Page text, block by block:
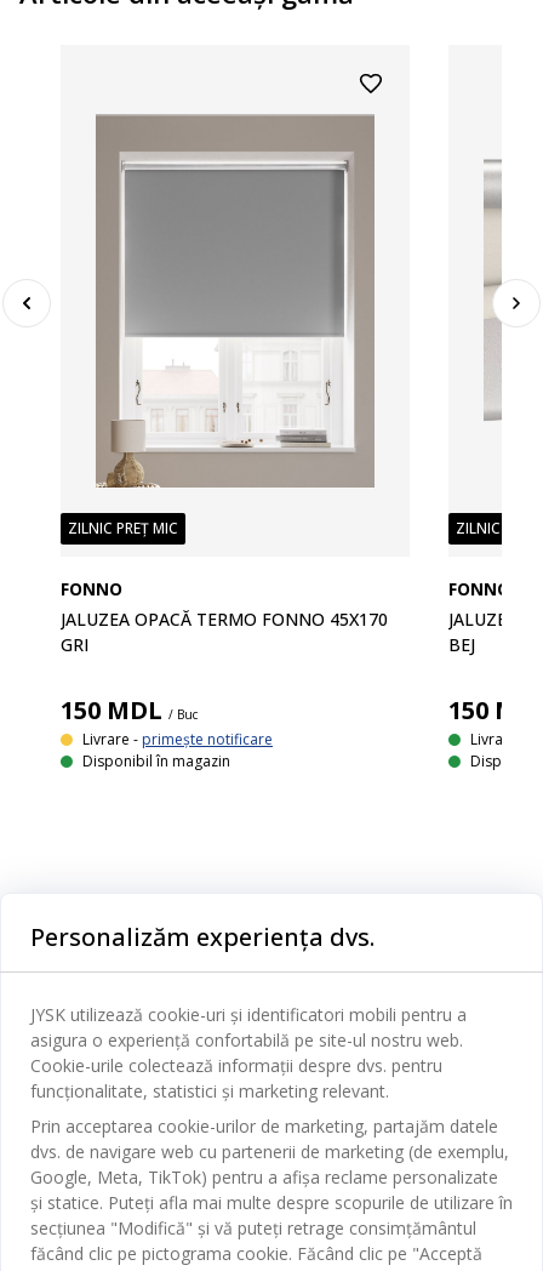
ZILNIC PREȚ MIC
FONNO
JALUZEA OPACĂ TERMO FONNO 45X170
GRI
150MDL / Buc
Livrare - primește notificare
Disponibil în magazin
ZILNIC PREȚ
FONNO
JALUZEA
BEJ
150
Livrare
Disponibil
Birou
Sufragerie
Bucătărie
Depozitare
Perdele
Contact Relații Clienți
Magazine și program
Broșură
Termeni si conditii vânzări online
Garantia prețului
Garanția Produselor
JYSK
Despre JYSK
JYSK.com
Presă
Locuri de muncă
SEDIU CENTRAL
TAROL-DD S.R.L. str. Jubiliara, 41A mun. Chișinău, Republica
Moldova
JYSK BUSINESS TO BUSINESS
JYSK RELAȚII CLIENȚI
Contact Relații Clienți
Telefon: 022 022 030
Urmărește Jysk
Personalizăm experiența dvs.
JYSK utilizează cookie-uri și identificatori mobili pentru a
asigura o experiență confortabilă pe site-ul nostru web.
Cookie-urile colectează informații despre dvs. pentru
funcționalitate, statistici și marketing relevant.
Prin acceptarea cookie-urilor de marketing, partajăm datele
dvs. de navigare web cu partenerii de marketing (de exemplu,
Google, Meta, TikTok) pentru a afișa reclame personalizate
și statice. Puteți afla mai multe despre scopurile de utilizare în
secțiunea "Modifică" și vă puteți retrage consimțământul
făcând clic pe pictograma cookie. Făcând clic pe "Acceptă